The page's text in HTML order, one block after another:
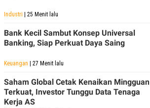
Industri | 25 Menit lalu
Bank Kecil Sambut Konsep Universal
Banking, Siap Perkuat Daya Saing
Keuangan | 27 Menit lalu
Saham Global Cetak Kenaikan Mingguan
Terkuat, Investor Tunggu Data Tenaga
Kerja AS